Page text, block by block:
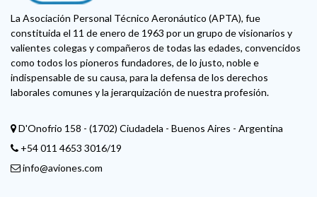
La Asociación Personal Técnico Aeronáutico (APTA), fue
constituida el 11 de enero de 1963 por un grupo de visionarios y
valientes colegas y compañeros de todas las edades, convencidos
como todos los pioneros fundadores, de lo justo, noble e
indispensable de su causa, para la defensa de los derechos
laborales comunes y la jerarquización de nuestra profesión.
D'Onofrio 158 - (1702) Ciudadela - Buenos Aires - Argentina
+54 011 4653 3016/19
info@aviones.com